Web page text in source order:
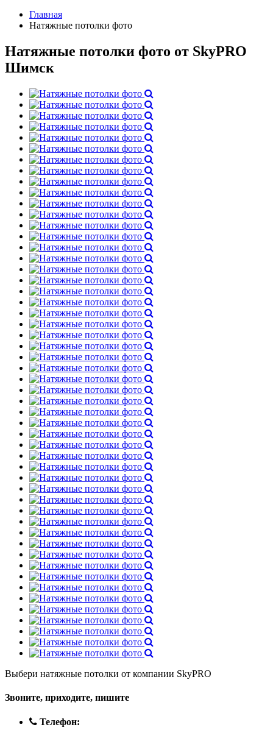
Главная
Натяжные потолки фото
Натяжные потолки фото от SkyPRO
Шимск
Выбери натяжные потолки от компании SkyPRO
Звоните, приходите, пишите
Телефон: